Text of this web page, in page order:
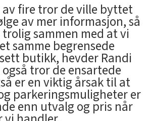
av fire tror de ville byttet
av mer informasjon, så
sammen med at vi
samme begrensede
butikk, hevder Randi
tror de ensartede
er en viktig årsak til at
parkeringsmuligheter er
enn utvalg og pris når